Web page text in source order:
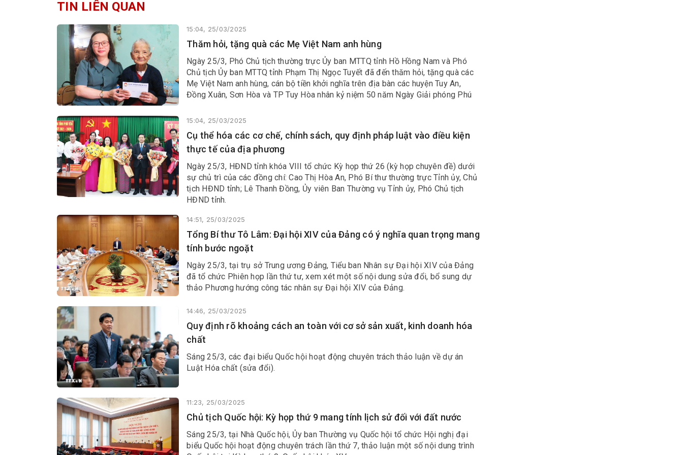
TIN LIÊN QUAN
15:04, 25/03/2025
Thăm hỏi, tặng quà các Mẹ Việt Nam anh hùng
Ngày 25/3, Phó Chủ tịch thường trực Ủy ban MTTQ tỉnh Hồ Hồng Nam và Phó
Chủ tịch Ủy ban MTTQ tỉnh Phạm Thị Ngọc Tuyết đã đến thăm hỏi, tặng quà các
Mẹ Việt Nam anh hùng, cán bộ tiền khởi nghĩa trên địa bàn các huyện Tuy An,
Đồng Xuân, Sơn Hòa và TP Tuy Hòa nhân kỷ niệm 50 năm Ngày Giải phóng Phú
(30/4/1975-30/4/2025).
15:04, 25/03/2025
Cụ thể hóa các cơ chế, chính sách, quy định pháp luật vào điều kiện
thực tế của địa phương
Ngày 25/3, HĐND tỉnh khóa VIII tổ chức Kỳ họp thứ 26 (kỳ họp chuyên đề) dưới
sự chủ trì của các đồng chí: Cao Thị Hòa An, Phó Bí thư thường trực Tỉnh ủy, Chủ
tịch HĐND tỉnh; Lê Thanh Đồng, Ủy viên Ban Thường vụ Tỉnh ủy, Phó Chủ tịch
HĐND tỉnh.
14:51, 25/03/2025
Tổng Bí thư Tô Lâm: Đại hội XIV của Đảng có ý nghĩa quan trọng mang
tính bước ngoặt
Ngày 25/3, tại trụ sở Trung ương Đảng, Tiểu ban Nhân sự Đại hội XIV của Đảng
đã tổ chức Phiên họp lần thứ tư, xem xét một số nội dung sửa đổi, bổ sung dự
thảo Phương hướng công tác nhân sự Đại hội XIV của Đảng.
14:46, 25/03/2025
Quy định rõ khoảng cách an toàn với cơ sở sản xuất, kinh doanh hóa
chất
Sáng 25/3, các đại biểu Quốc hội hoạt động chuyên trách thảo luận về dự án
Luật Hóa chất (sửa đổi).
11:23, 25/03/2025
Chủ tịch Quốc hội: Kỳ họp thứ 9 mang tính lịch sử đối với đất nước
Sáng 25/3, tại Nhà Quốc hội, Ủy ban Thường vụ Quốc hội tổ chức Hội nghị đại
biểu Quốc hội hoạt động chuyên trách lần thứ 7, thảo luận một số nội dung trình